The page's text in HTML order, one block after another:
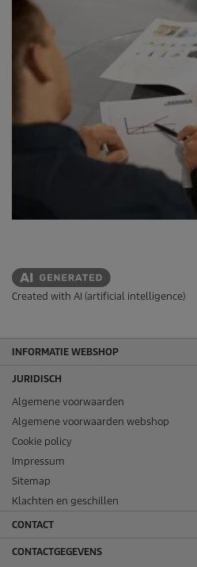
Created with AI (artificial intelligence)
INFORMATIE WEBSHOP
JURIDISCH
Algemene voorwaarden
Algemene voorwaarden webshop
Cookie policy
Impressum
Sitemap
Klachten en geschillen
CONTACT
CONTACTGEGEVENS